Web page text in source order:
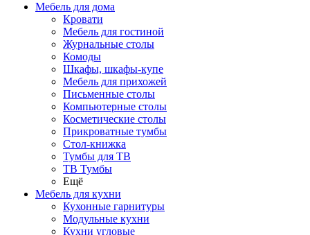
Мебель для дома
Кровати
Мебель для гостиной
Журнальные столы
Комоды
Шкафы, шкафы-купе
Мебель для прихожей
Письменные столы
Компьютерные столы
Косметические столы
Прикроватные тумбы
Стол-книжка
Тумбы для ТВ
ТВ Тумбы
Ещё
Мебель для кухни
Кухонные гарнитуры
Модульные кухни
Кухни угловые